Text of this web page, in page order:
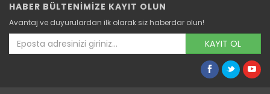
Mikrobiyal Gübreler
Devamını Oku ->
HABER BÜLTENİMİZE KAYIT OLUN
Avantaj ve duyurulardan ilk olarak siz haberdar olun!
KAYIT OL